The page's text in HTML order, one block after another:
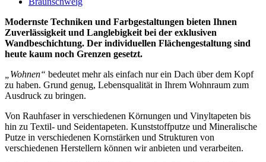
Modernste Techniken und Farbgestaltungen bieten Ihnen
Zuverlässigkeit und Langlebigkeit bei der exklusiven
Wandbeschichtung. Der individuellen Flächengestaltung sind
heute kaum noch Grenzen gesetzt.
„Wohnen“ bedeutet mehr als einfach nur ein Dach über dem Kopf
zu haben. Grund genug, Lebensqualität in Ihrem Wohnraum zum
Ausdruck zu bringen.
Von Rauhfaser in verschiedenen Körnungen und Vinyltapeten bis
hin zu Textil- und Seidentapeten. Kunststoffputze und Mineralische
Putze in verschiedenen Kornstärken und Strukturen von
verschiedenen Herstellern können wir anbieten und verarbeiten.